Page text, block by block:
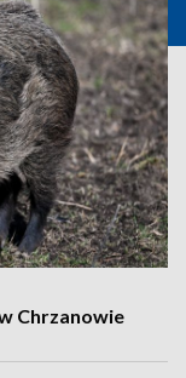
Chrzanowie